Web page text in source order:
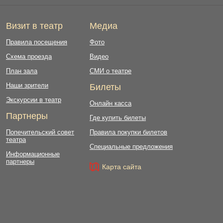
Визит в театр
Правила посещения
Схема проезда
План зала
Наши зрители
Экскурсии в театр
Партнеры
Попечительский совет
театра
Информационные
партнеры
Медиа
Фото
Видео
СМИ о театре
Билеты
Онлайн касса
Где купить билеты
Правила покупки билетов
Специальные предложения
Карта сайта